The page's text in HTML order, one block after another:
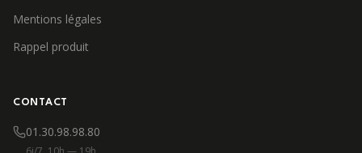
Mentions légales
Rappel produit
CONTACT
01.30.98.98.80